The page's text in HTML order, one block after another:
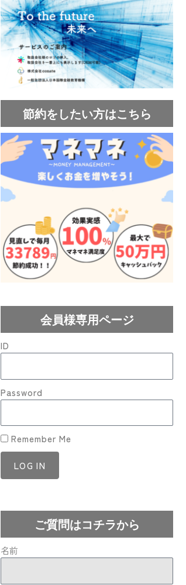
節約をしたい方はこちら
会員様専用ページ
ID
Password
Remember Me
LOG IN
ご質問はコチラから
名前